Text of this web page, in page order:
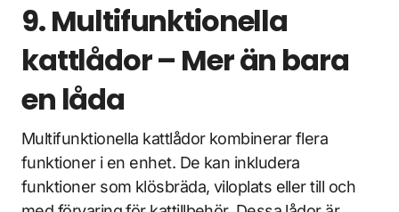
9. Multifunktionella
kattlådor – Mer än bara
en låda
Multifunktionella kattlådor kombinerar flera
funktioner i en enhet. De kan inkludera
funktioner som klösbräda, viloplats eller till och